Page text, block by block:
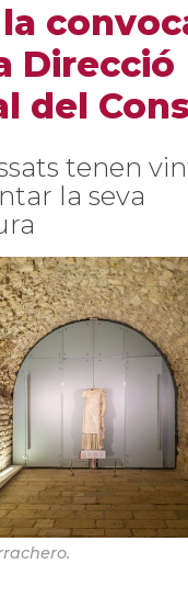
Direcció
del
tenen
la seva